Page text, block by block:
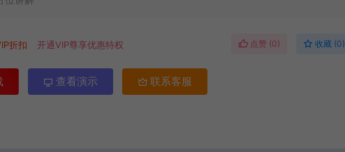
折扣 开通VIP尊享优惠特权 点赞 (0) 收藏 (0)
查看演示 联系客服